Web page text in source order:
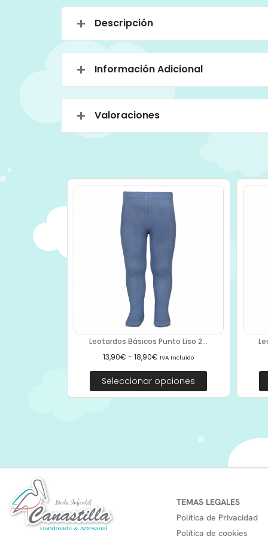
Descripción
Información Adicional
Valoraciones
Leotardos Básicos Punto Liso 2...
13,90€ - 18,90€ IVA Incluido
Seleccionar opciones
TEMAS LEGALES
Política de Privacidad
Política de cookies